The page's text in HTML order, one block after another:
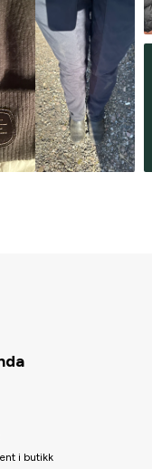
i butikk